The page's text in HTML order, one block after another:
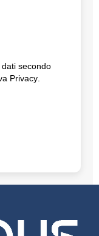
secondo
Privacy